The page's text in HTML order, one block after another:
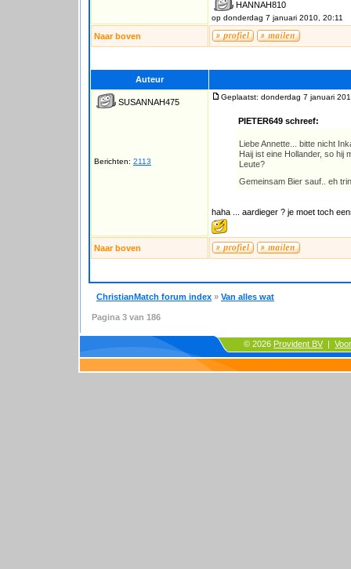
HANNAH810
op donderdag 7 januari 2010, 20:11
Naar boven
Auteur
SUSANNAH475
Berichten: 2113
Geplaatst: donderdag 7 januari
PIETER649 schreef:
Liebe Annette... bitte nicht
Haij ist eine Hollander, so hij
Leute?
Gemeinsam Bier sauf.. eh
haha ... aardieger ? je moet toch
Naar boven
ChristianMatch forum index » Van alles wat
Pagina 3 van 186
© 2026 Provident BV |